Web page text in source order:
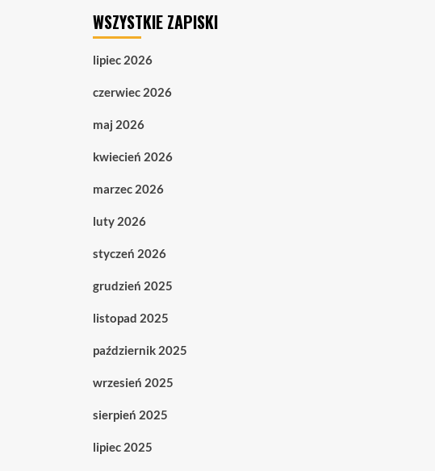
WSZYSTKIE ZAPISKI
lipiec 2026
czerwiec 2026
maj 2026
kwiecień 2026
marzec 2026
luty 2026
styczeń 2026
grudzień 2025
listopad 2025
październik 2025
wrzesień 2025
sierpień 2025
lipiec 2025